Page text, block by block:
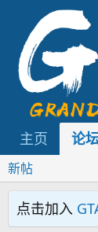
主页 论
新帖
点击加入